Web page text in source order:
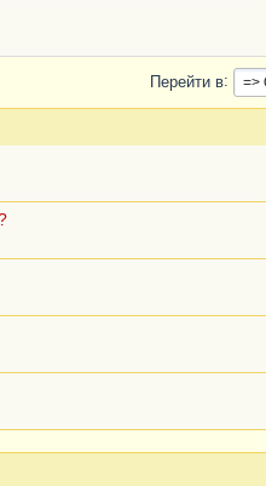
Перейти в